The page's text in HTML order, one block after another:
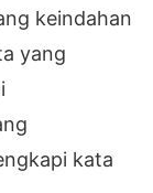
keindahan
yang
kata